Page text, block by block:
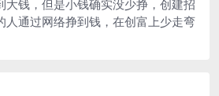
大钱，但是小钱确实没少挣，创建招
人通过网络挣到钱，在创富上少走弯